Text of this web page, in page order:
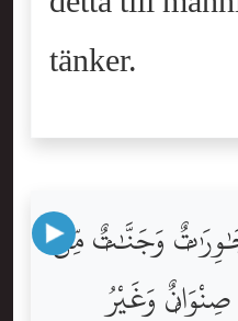
tänker.
وَجَنَّٰتٌۭ مِّنْ
وَغَيْرُ